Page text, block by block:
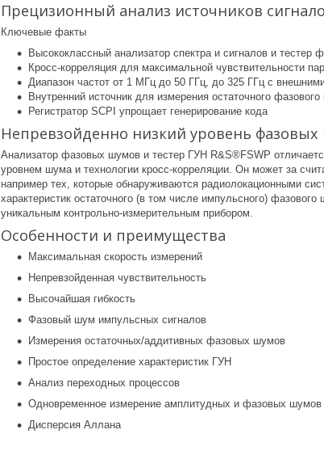
Прецизионный анализ источников
Ключевые факты
Высококлассный анализатор спектра и сигналов и
Кросс-корреляция для максимальной чувствительности
Диапазон частот от 1 МГц до 50 ГГц, до 325 ГГц с
Внутренний источник для измерения остаточного
Регистратор SCPI упрощает генерирование кода
Непревзойденно низкий уровень
Анализатор фазовых шумов и тестер ГУН R&S®FSWP
уровнем шума и технологии кросс-корреляции. Он может за
например тех, которые обнаруживаются радиолокационными
характеристик остаточного (в том числе импульсного)
уникальным контрольно-измерительным прибором.
Особенности и преимущества
Максимальная скорость измерений
Непревзойденная чувствительность
Высочайшая гибкость
Фазовый шум импульсных сигналов
Измерения остаточных/аддитивных фазовых шумов
Простое определение характеристик ГУН
Анализ переходных процессов
Одновременное измерение амплитудных и фазовых шумов
Дисперсия Аллана